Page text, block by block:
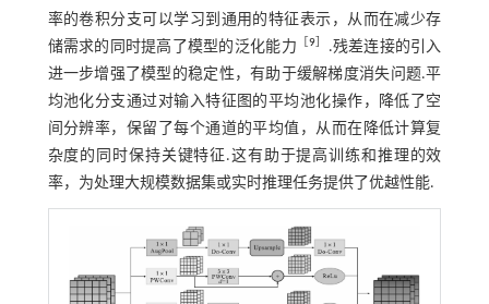
率的卷积分支可以学习到通用的特征表示，从而在减少存
储需求的同时提高了模型的泛化能力 ［9
.残差连接的引入
进一步增强了模型的稳定性，有助于缓解梯度消失问题.平
均池化分支通过对输入特征图的平均池化操作，降低了空
间分辨率，保留了每个通道的平均值，从而在降低计算复
杂度的同时保持关键特征.这有助于提高训练和推理的效
率，为处理大规模数据集或实时推理任务提供了优越性能.